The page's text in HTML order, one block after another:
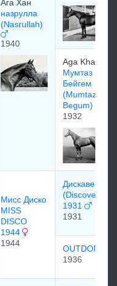
Ага Хан
назрулла
(Nasrullah)
1940
Aga Khan
Mумтаз
Бeйгeм
(Mumtaz
Begum)
1932
Мисс Диско
MISS
DISCO
1944
1944
Диcкавеpи
(Discovery)
1931
1931
OUTDONE
1936